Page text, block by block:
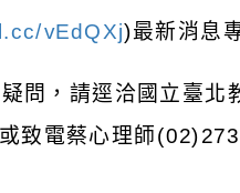
vEdQXj)最新消息
問，請逕洽國立臺北
致電蔡心理師